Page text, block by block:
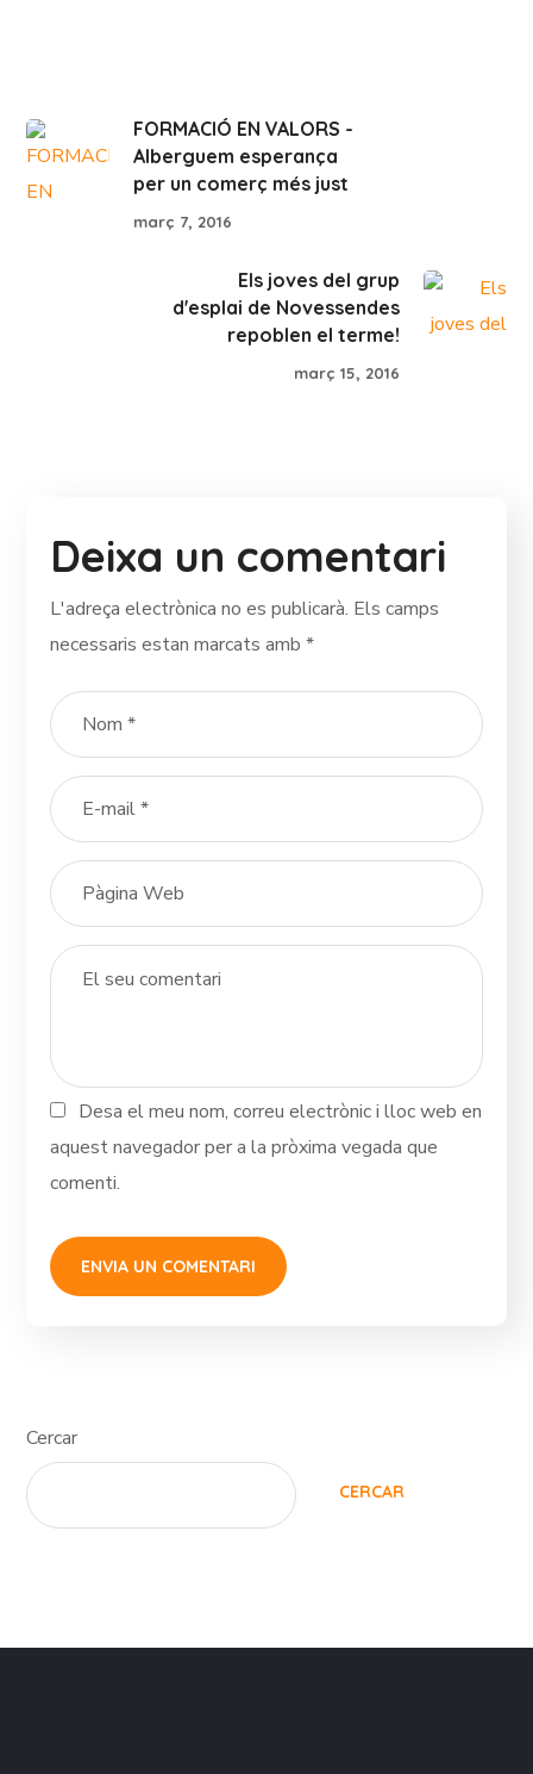
FORMACIÓ EN VALORS -
Alberguem esperança
per un comerç més just
març 7, 2016
Els joves del grup
d'esplai de Novessendes
repoblen el terme!
març 15, 2016
Deixa un comentari
L'adreça electrònica no es publicarà. Els camps
necessaris estan marcats amb*
Desa el meu nom, correu electrònic i lloc web en
aquest navegador per a la pròxima vegada que
comenti.
Cercar
CERCAR